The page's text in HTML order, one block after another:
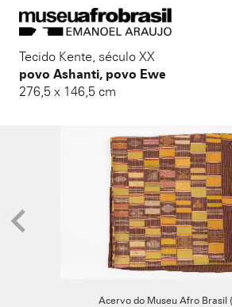
Museu
Afro
Brasil
Tecido Kente, século XX
povo Ashanti, povo Ewe
276,5 x 146,5 cm
Acervo do Museu Afro Brasil